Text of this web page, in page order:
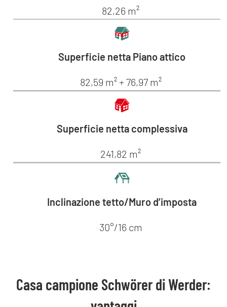
82,26 m²
Superficie netta Piano attico
82,59 m² + 76,97 m²
Superficie netta complessiva
241,82 m²
Inclinazione tetto/Muro d’imposta
30°/16 cm
Casa campione Schwörer di Werder: